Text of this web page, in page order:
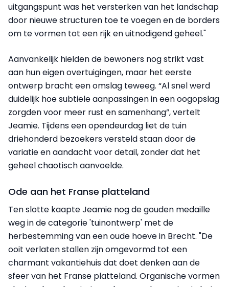
uitgangspunt was het versterken van het landschap
door nieuwe structuren toe te voegen en de borders
om te vormen tot een rijk en uitnodigend geheel."
Aanvankelijk hielden de bewoners nog strikt vast
aan hun eigen overtuigingen, maar het eerste
ontwerp bracht een omslag teweeg. “Al snel werd
duidelijk hoe subtiele aanpassingen in een oogopslag
zorgden voor meer rust en samenhang”, vertelt
Jeamie. Tijdens een opendeurdag liet de tuin
driehonderd bezoekers versteld staan door de
variatie en aandacht voor detail, zonder dat het
geheel chaotisch aanvoelde.
Ode aan het Franse platteland
Ten slotte kaapte Jeamie nog de gouden medaille
weg in de categorie 'tuinontwerp' met de
herbestemming van een oude hoeve in Brecht. "De
ooit verlaten stallen zijn omgevormd tot een
charmant vakantiehuis dat doet denken aan de
sfeer van het Franse platteland. Organische vormen